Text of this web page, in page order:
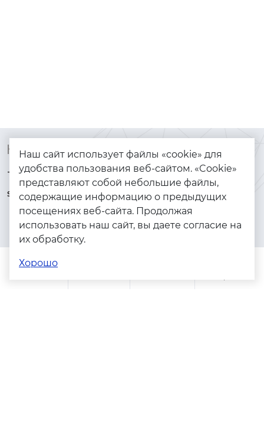
Контакты
+7 (925) 144-64-73
serebryanyye.grani@mail.ru
Каталог
Браслеты
Золото
Серебро
Помощь
Наш сайт использует файлы «cookie» для
удобства пользования веб-сайтом. «Cookie»
представляют собой небольшие файлы,
содержащие информацию о предыдущих
посещениях веб-сайта. Продолжая
использовать наш сайт, вы даете согласие на
их обработку.
Хорошо